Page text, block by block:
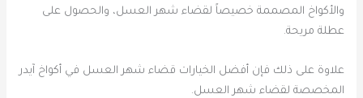
والأكواخ المصممة خصيصاً لقضاء شهر العسل، والحصول على
عطلة مريحة.
علاوة على ذلك فإن أفضل الخيارات قضاء شهر العسل في أكواخ آيدر
المخصصة لقضاء شهر العسل.